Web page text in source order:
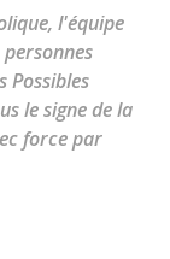
l'équipe
Possibles
le signe de la
force par